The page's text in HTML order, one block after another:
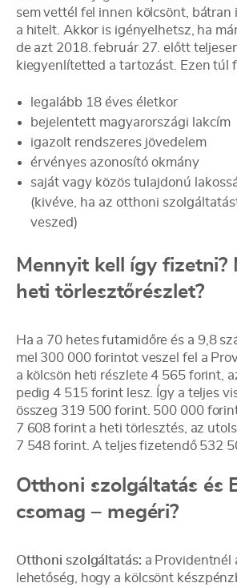
sem vettél fel innen kölcsönt, bátran
a hitelt. Akkor is igényelhetsz, ha
de azt 2018. február 27. előtt
kiegyenlítetted a tartozást. Ezen túl
legalább 18 éves életkor
bejelentett magyarországi lakcím
igazolt rendszeres jövedelem
érvényes azonosító okmány
saját vagy közös tulajdonú
(kivéve, ha az otthoni
veszed)
Mennyit kell így fizetni?
heti törlesztőrészlet?
Ha a 70 hetes futamidőre és a 9,8
mel 300 000 forintot veszel fel a
a kölcsön heti részlete 4 565 forint,
pedig 4 515 forint lesz. Így a teljes
összeg 319 500 forint. 500 000
7 608 forint a heti törlesztés, az
7 548 forint. A teljes fizetendő 532
Otthoni szolgáltatás és
csomag – megéri?
Otthoni szolgáltatás: a Providentnél
lehetőség, hogy a kölcsönt